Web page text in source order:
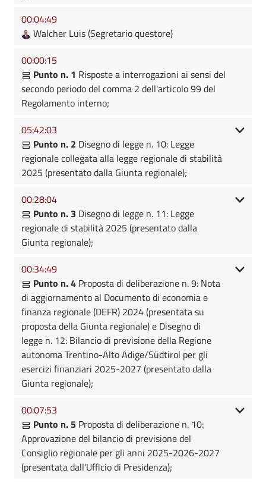
00:04:49
Walcher Luis (Segretario questore)
00:00:15
Punto n. 1 Risposte a interrogazioni ai sensi del
secondo periodo del comma 2 dell'articolo 99 del
Regolamento interno;
05:42:03
Punto n. 2 Disegno di legge n. 10: Legge
regionale collegata alla legge regionale di stabilità
2025 (presentato dalla Giunta regionale);
00:28:04
Punto n. 3 Disegno di legge n. 11: Legge
regionale di stabilità 2025 (presentato dalla
Giunta regionale);
00:34:49
Punto n. 4 Proposta di deliberazione n. 9: Nota
di aggiornamento al Documento di economia e
finanza regionale (DEFR) 2024 (presentata su
proposta della Giunta regionale) e Disegno di
legge n. 12: Bilancio di previsione della Regione
autonoma Trentino-Alto Adige/Südtirol per gli
esercizi finanziari 2025-2027 (presentato dalla
Giunta regionale);
00:07:53
Punto n. 5 Proposta di deliberazione n. 10:
Approvazione del bilancio di previsione del
Consiglio regionale per gli anni 2025-2026-2027
(presentata dall'Ufficio di Presidenza);